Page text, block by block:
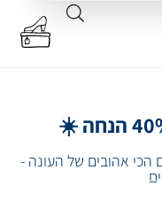
אהובים של העונה -